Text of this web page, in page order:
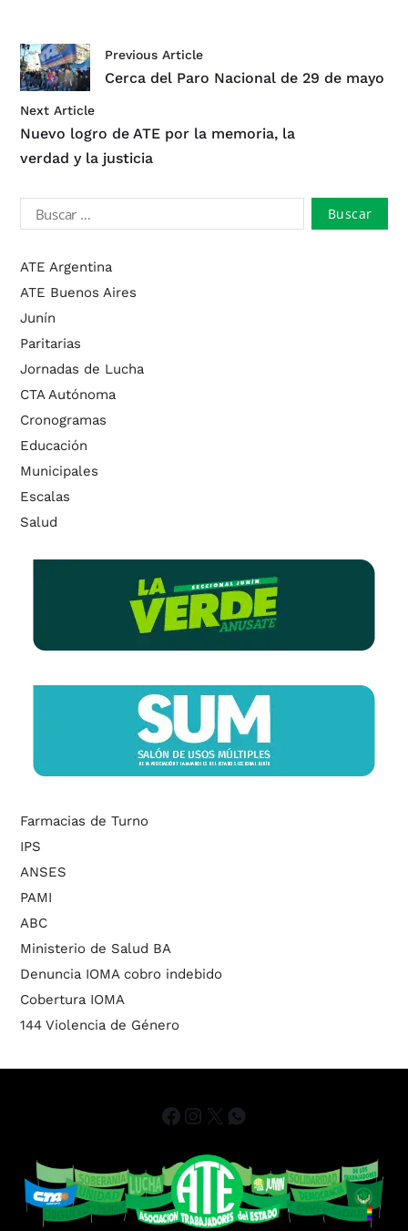
Previous Article
Cerca del Paro Nacional de 29 de mayo
Next Article
Nuevo logro de ATE por la memoria, la
verdad y la justicia
ATE Argentina
ATE Buenos Aires
Junín
Paritarias
Jornadas de Lucha
CTA Autónoma
Cronogramas
Educación
Municipales
Escalas
Salud
Farmacias de Turno
IPS
ANSES
PAMI
ABC
Ministerio de Salud BA
Denuncia IOMA cobro indebido
Cobertura IOMA
144 Violencia de Género